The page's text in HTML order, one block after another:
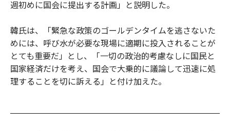
週初めに国会に提出する計画」と説明した。
韓氏は、「緊急な政策のゴールデンタイムを逃さないた
めには、呼び水が必要な現場に適期に投入されることが
とても重要だ」とし、「一切の政治的考慮なしに国民と
国家経済だけを考え、国会で大乗的に議論して迅速に処
理することを切に訴える」と付け加えた。